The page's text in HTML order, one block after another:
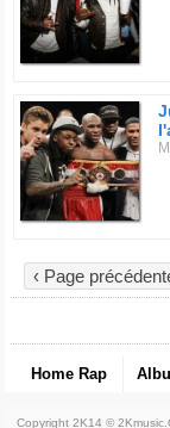
‹ Page
Home Rap
Copyright 2K14 ©